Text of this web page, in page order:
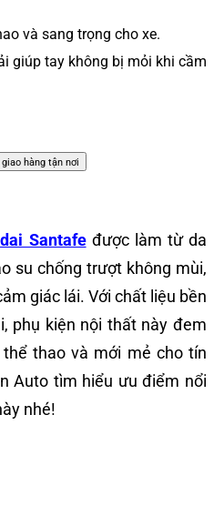
và sang trọng cho xe.
giúp tay không bị mỏi khi cầm
hàng tận nơi
Santafeđược làm từ da
su chống trượt không mùi,
giác lái. Với chất liệu bền
phụ kiện nội thất này đem
thao và mới mẻ cho tín
Auto tìm hiểu ưu điểm nổi
nhé!